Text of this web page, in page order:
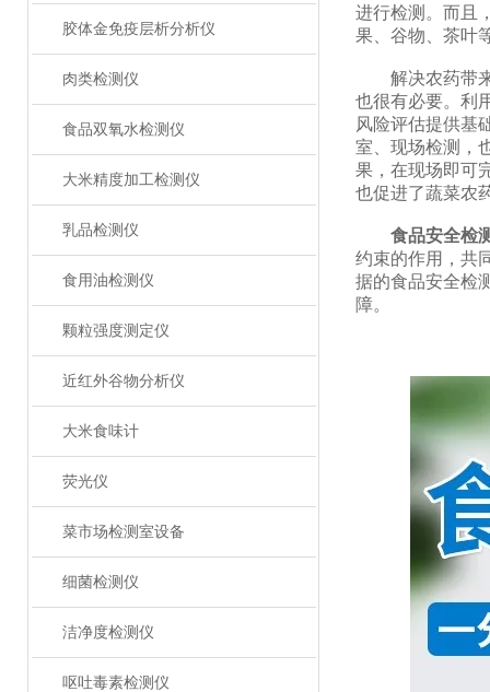
胶体金免疫层析分析仪
肉类检测仪
食品双氧水检测仪
大米精度加工检测仪
乳品检测仪
食用油检测仪
颗粒强度测定仪
近红外谷物分析仪
大米食味计
荧光仪
菜市场检测室设备
细菌检测仪
洁净度检测仪
呕吐毒素检测仪
进行检测。而且
果、谷物、茶叶
解决农药带来
也很有必要。利
风险评估提供基
室、现场检测，
果，在现场即可
也促进了蔬菜农
食品安全检
约束的作用，共
据的食品安全检
障。